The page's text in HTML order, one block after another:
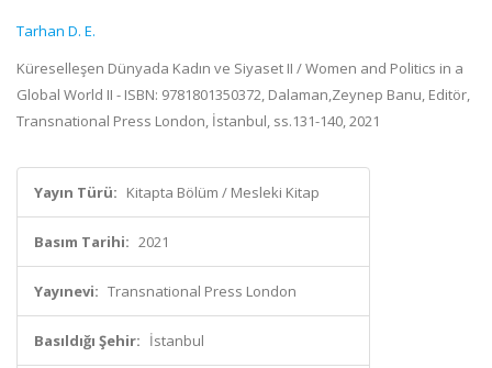
Tarhan D. E.
Küreselleşen Dünyada Kadın ve Siyaset II / Women and Politics in a
Global World II - ISBN: 9781801350372, Dalaman,Zeynep Banu, Editör,
Transnational Press London, İstanbul, ss.131-140, 2021
Yayın Türü: Kitapta Bölüm / Mesleki Kitap
Basım Tarihi: 2021
Yayınevi: Transnational Press London
Basıldığı Şehir: İstanbul